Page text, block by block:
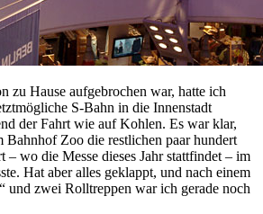
zu Hause aufgebrochen war, hatte ich
S-Bahn in die Innenstadt
der Fahrt wie auf Kohlen. Es war klar,
Bahnhof Zoo die restlichen paar hundert
– wo die Messe dieses Jahr stattfindet – im
Hat aber alles geklappt, und nach einem
und zwei Rolltreppen war ich gerade noch